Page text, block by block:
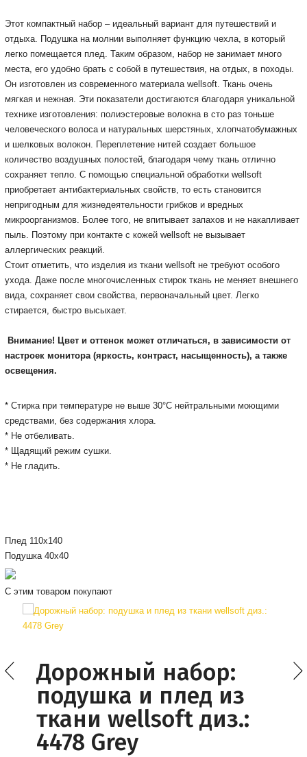
Этот компактный набор – идеальный вариант для путешествий и
отдыха. Подушка на молнии выполняет функцию чехла, в который
легко помещается плед. Таким образом, набор не занимает много
места, его удобно брать с собой в путешествия, на отдых, в походы.
Он изготовлен из современного материала wellsoft. Ткань очень
мягкая и нежная. Эти показатели достигаются благодаря уникальной
технике изготовления: полиэстеровые волокна в сто раз тоньше
человеческого волоса и натуральных шерстяных, хлопчатобумажных
и шелковых волокон. Переплетение нитей создает большое
количество воздушных полостей, благодаря чему ткань отлично
сохраняет тепло. С помощью специальной обработки wellsoft
приобретает антибактериальных свойств, то есть становится
непригодным для жизнедеятельности грибков и вредных
микроорганизмов. Более того, не впитывает запахов и не накапливает
пыль. Поэтому при контакте с кожей wellsoft не вызывает
аллергических реакций.
Стоит отметить, что изделия из ткани wellsoft не требуют особого
ухода. Даже после многочисленных стирок ткань не меняет внешнего
вида, сохраняет свои свойства, первоначальный цвет. Легко
стирается, быстро высыхает.
Внимание! Цвет и оттенок может отличаться, в зависимости от
настроек монитора (яркость, контраст, насыщенность), а также
освещения.
Подробнее:https://rozetka.com.ua/magija_comforta_350198/
* Стирка при температуре не выше 30°С нейтральными моющими
средствами, без содержания хлора.
* Не отбеливать.
* Щадящий режим сушки.
* Не гладить.
Плед 110х140
Подушка 40х40
С этим товаром покупают
Дорожный набор:
подушка и плед из
ткани wellsoft диз.:
4478 Grey